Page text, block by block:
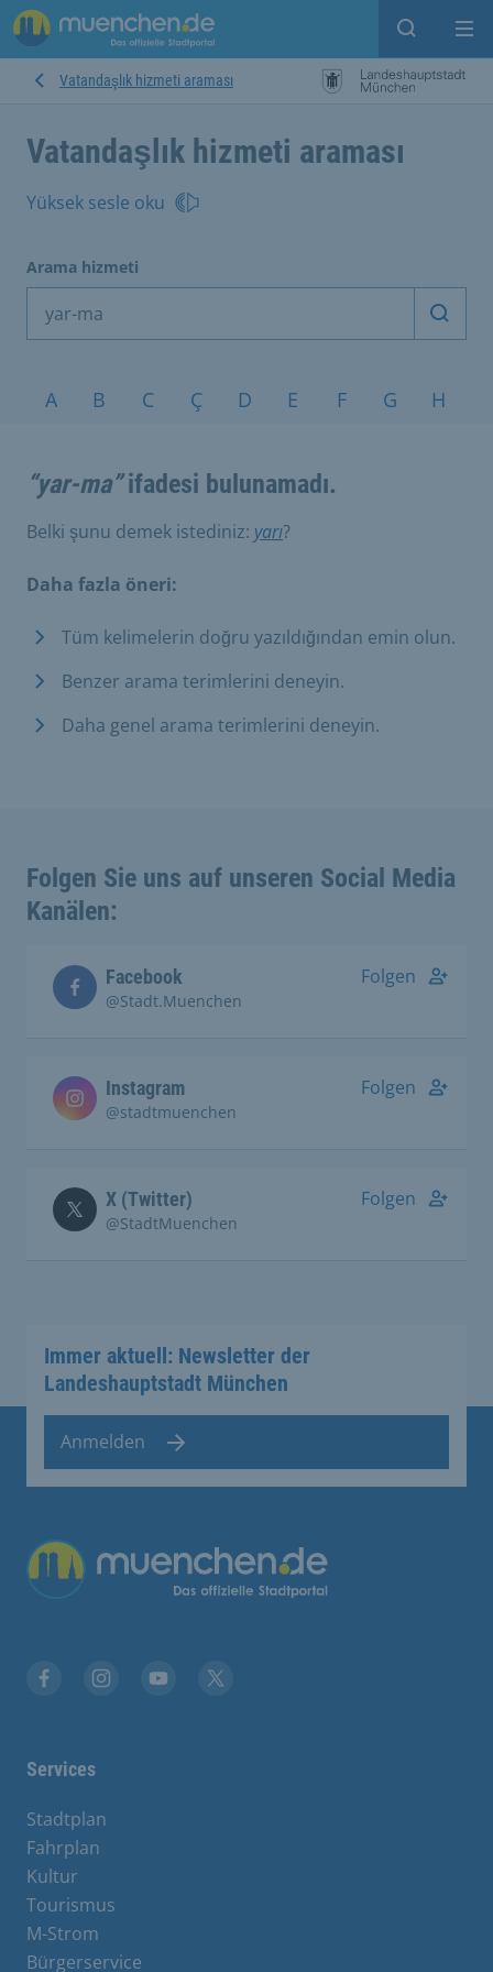
Open
Vatandaşlık hizmeti araması
Vatandaşlık hizmeti araması
Yüksek sesle oku
Arama hizmeti
Konular A-Z
A B C Ç D E F G H
“yar-ma”ifadesi bulunamadı.
Belki şunu demek istediniz: yarı?
Daha fazla öneri:
Tüm kelimelerin doğru yazıldığından emin olun.
Benzer arama terimlerini deneyin.
Daha genel arama terimlerini deneyin.
Folgen Sie uns auf unseren Social Media
Kanälen:
Facebook
@Stadt.Muenchen
Folgen
Instagram
@stadtmuenchen
Folgen
X (Twitter)
@StadtMuenchen
Folgen
Immer aktuell: Newsletter der
Landeshauptstadt München
Anmelden
Übergreifende Links
Services
Stadtplan
Fahrplan
Kultur
Tourismus
M-Strom
Bürgerservice